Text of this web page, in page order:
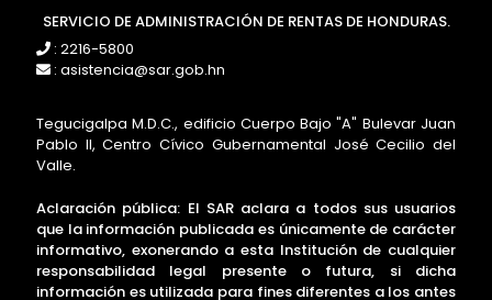
SERVICIO DE ADMINISTRACIÓN DE RENTAS DE HONDURAS.
: 2216-5800
: asistencia@sar.gob.hn
Tegucigalpa M.D.C., edificio Cuerpo Bajo "A" Bulevar Juan
Pablo II, Centro Cívico Gubernamental José Cecilio del
Valle.
Aclaración pública: El SAR aclara a todos sus usuarios
que la información publicada es únicamente de carácter
informativo, exonerando a esta Institución de cualquier
responsabilidad legal presente o futura, si dicha
información es utilizada para fines diferentes a los antes